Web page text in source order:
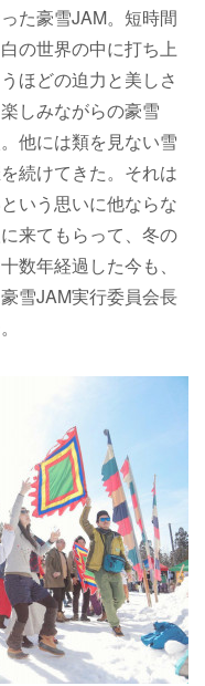
た豪雪JAM。短時間
の世界の中に打ち上
ほどの迫力と美しさ
しみながらの豪雪
他には類を見ない雪
続けてきた。それは
いう思いに他ならな
来てもらって、冬の
数年経過した今も、
雪JAM実行委員会長